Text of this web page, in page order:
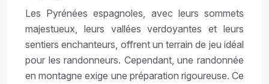
Les Pyrénées espagnoles, avec leurs sommets
majestueux, leurs vallées verdoyantes et leurs
sentiers enchanteurs, offrent un terrain de jeu idéal
pour les randonneurs. Cependant, une randonnée
en montagne exige une préparation rigoureuse. Ce